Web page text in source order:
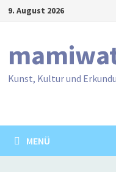
Zum9. August 2026
Kunst, Kultur und
MENÜ